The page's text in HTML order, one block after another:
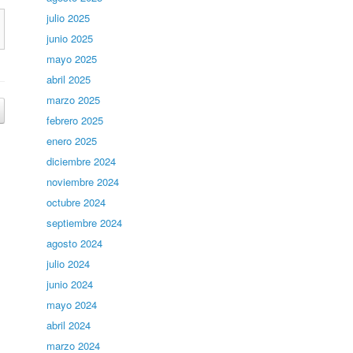
julio 2025
junio 2025
mayo 2025
abril 2025
marzo 2025
febrero 2025
enero 2025
diciembre 2024
noviembre 2024
octubre 2024
septiembre 2024
agosto 2024
julio 2024
junio 2024
mayo 2024
abril 2024
marzo 2024